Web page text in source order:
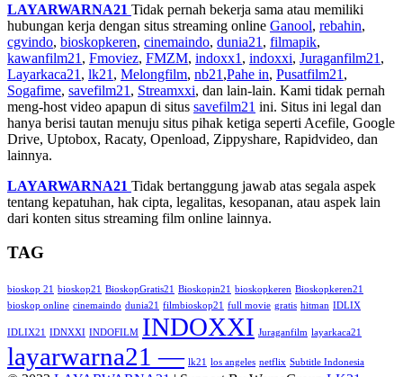
LAYARWARNA21 Tidak pernah bekerja sama atau memiliki
hubungan kerja dengan situs streaming online Ganool, rebahin,
cgvindo, bioskopkeren, cinemaindo, dunia21 , filmapik,
kawanfilm21 , Fmoviez, FMZM, indoxx1 , indoxxi, Juraganfilm21 ,
Layarkaca21 , lk21 , Melongfilm, nb21 ,Pahe in, Pusatfilm21 ,
Sogafime, savefilm21 , Streamxxi, dan lain-lain. Kami tidak pernah
meng-host video apapun di situs savefilm21 ini. Situs ini legal dan
hanya berisi tautan menuju situs pihak ketiga seperti Acefile, Google
Drive, Uptobox, Racaty, Openload, Zippyshare, Rapidvideo, dan
lainnya.
LAYARWARNA21 Tidak bertanggung jawab atas segala aspek
tentang kepatuhan, hak cipta, legalitas, kesopanan, atau aspek lain
dari konten situs streaming film online lainnya.
TAG
bioskop 21 bioskop21 BioskopGratis21 Bioskopin21 bioskopkeren Bioskopkeren21
bioskop online cinemaindo dunia21 filmbioskop21 full movie gratis hitman IDLIX
IDLIX21 IDNXXI INDOFILM INDOXXI Juraganfilm layarkaca21
layarwarna21 — lk21 los angeles netflix Subtitle Indonesia